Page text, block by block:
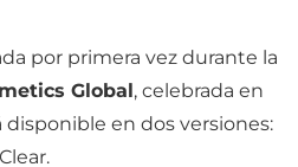
por primera vez durante la
Global, celebrada en
disponible en dos versiones: